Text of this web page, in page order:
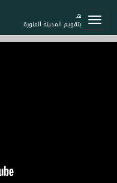
هـ
بتقويم المدينة المنورة